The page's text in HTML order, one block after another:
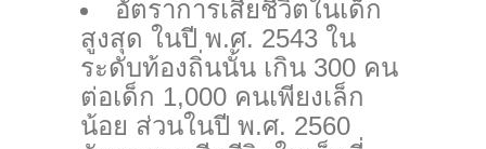
อัตราการเสียชีวิตในเด็ก
สูงสุด ในปี พ.ศ. 2543 ใน
ระดับท้องถิ่นนั้น เกิน 300 คน
ต่อเด็ก 1,000 คนเพียงเล็ก
น้อย ส่วนในปี พ.ศ. 2560